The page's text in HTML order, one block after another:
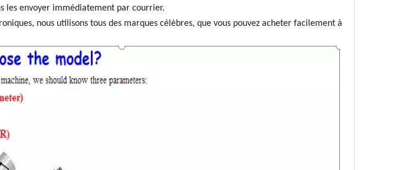
les envoyer immédiatement par courrier.
nous utilisons tous des marques célèbres, que vous pouvez acheter facilement à